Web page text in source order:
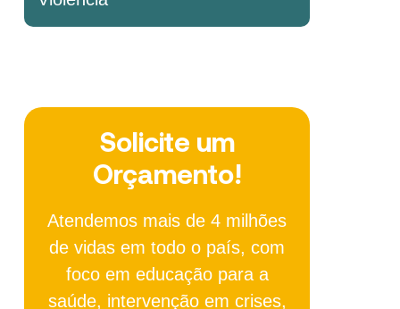
Solicite um
Orçamento!
Atendemos mais de 4 milhões
de vidas em todo o país, com
foco em educação para a
saúde, intervenção em crises,